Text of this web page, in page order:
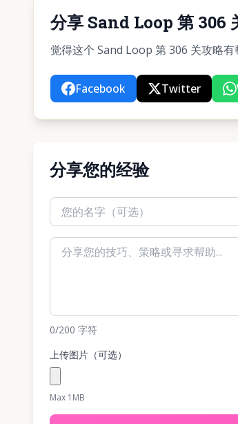
分享 Sand Loop 第 306
觉得这个 Sand Loop 第 306 关攻略
Facebook Twitter
分享您的经验
0/200 字符
上传图片（可选）
Max 1MB